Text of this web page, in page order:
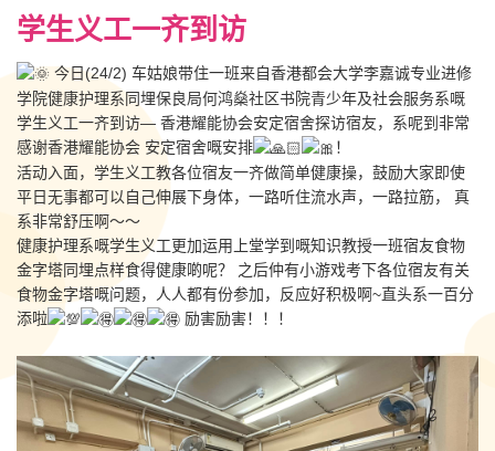
学生义工一齐到访
今日(24/2) 车姑娘带住一班来自香港都会大学李嘉诚专业进修
学院健康护理系同埋保良局何鸿燊社区书院青少年及社会服务系嘅
学生义工一齐到访— 香港耀能协会安定宿舍探访宿友，系呢到非常
感谢香港耀能协会 安定宿舍嘅安排
！
活动入面，学生义工教各位宿友一齐做简单健康操，鼓励大家即使
平日无事都可以自己伸展下身体，一路听住流水声，一路拉筋， 真
系非常舒压啊～～
健康护理系嘅学生义工更加运用上堂学到嘅知识教授一班宿友食物
金字塔同埋点样食得健康啲呢？ 之后仲有小游戏考下各位宿友有关
食物金字塔嘅问题，人人都有份参加，反应好积极啊~直头系一百分
添啦
励害励害！！！